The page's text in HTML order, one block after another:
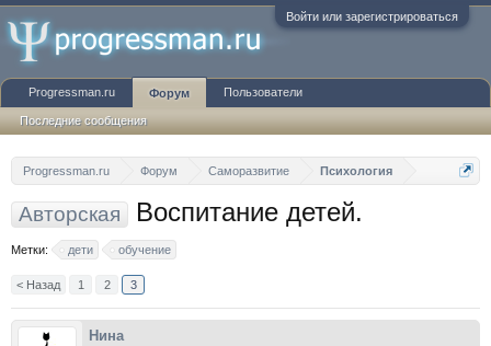
Войти или зарегистрироваться
Progressman.ru Форум Саморазвитие Психология
Авторская Воспитание детей.
Метки: дети обучение
< Назад 1 2 3
Нина
Progressman.ru Форум
Последние сообщения
Пользователи